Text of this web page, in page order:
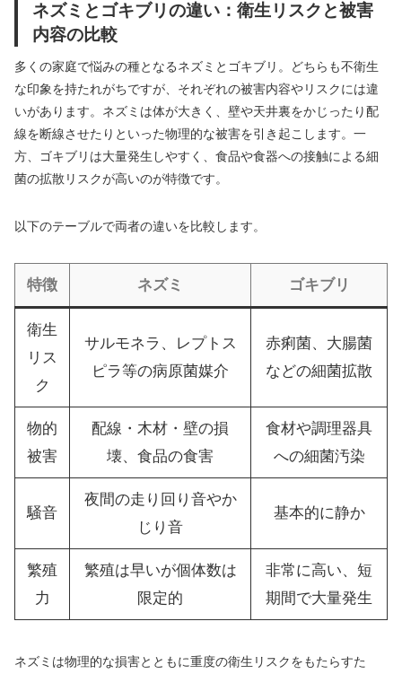
ネズミとゴキブリの違い：衛生リスクと被害
内容の比較
多くの家庭で悩みの種となるネズミとゴキブリ。どちらも不衛生
な印象を持たれがちですが、それぞれの被害内容やリスクには違
いがあります。ネズミは体が大きく、壁や天井裏をかじったり配
線を断線させたりといった物理的な被害を引き起こします。一
方、ゴキブリは大量発生しやすく、食品や食器への接触による細
菌の拡散リスクが高いのが特徴です。
以下のテーブルで両者の違いを比較します。
特徴 ネズミ ゴキブリ
衛生
リス
ク
サルモネラ、レプトス
ピラ等の病原菌媒介
赤痢菌、大腸菌
などの細菌拡散
物的
被害
配線・木材・壁の損
壊、食品の食害
食材や調理器具
への細菌汚染
騒音
夜間の走り回り音やか
じり音
基本的に静か
繁殖
力
繁殖は早いが個体数は
限定的
非常に高い、短
期間で大量発生
ネズミは物理的な損害とともに重度の衛生リスクをもたらすた